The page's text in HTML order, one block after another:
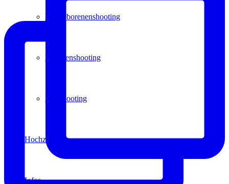
Neugeborenenshooting
Familienshooting
Paarshooting
Hochzeit
Infos